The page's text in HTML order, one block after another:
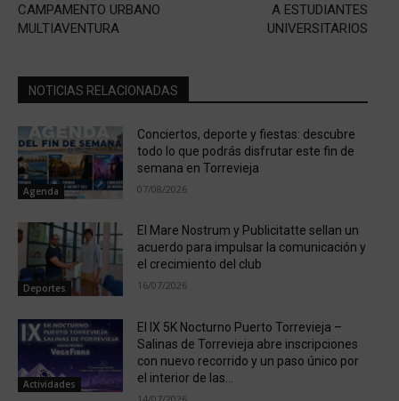
CAMPAMENTO URBANO
MULTIAVENTURA
A ESTUDIANTES
UNIVERSITARIOS
NOTICIAS RELACIONADAS
Agenda
Conciertos, deporte y fiestas: descubre
todo lo que podrás disfrutar este fin de
semana en Torrevieja
07/08/2026
Deportes
El Mare Nostrum y Publicitatte sellan un
acuerdo para impulsar la comunicación y
el crecimiento del club
16/07/2026
Actividades
El IX 5K Nocturno Puerto Torrevieja –
Salinas de Torrevieja abre inscripciones
con nuevo recorrido y un paso único por
el interior de las...